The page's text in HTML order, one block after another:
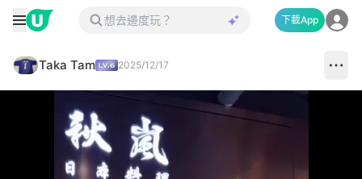
下載App
Taka Tam 2025/12/17